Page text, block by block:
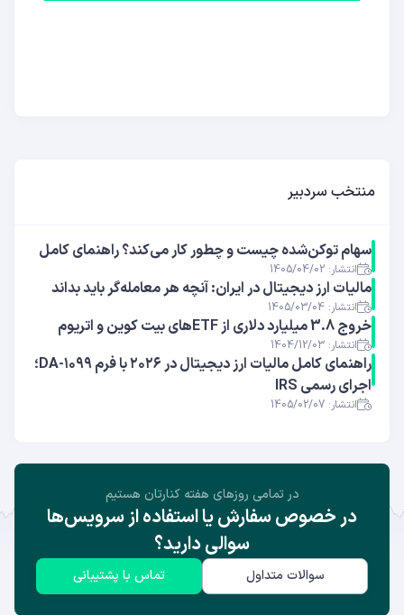
منتخب سردبیر
سهام توکن‌شده چیست و چطور کار می‌کند؟ راهنمای کامل
انتشار: 1405/04/02
مالیات ارز دیجیتال در ایران: آنچه هر معامله‌گر باید بداند
انتشار: 1405/03/04
خروج 3.8 میلیارد دلاری از ETFهای بیت ‌کوین و اتریوم
انتشار: 1404/12/03
راهنمای کامل مالیات ارز دیجیتال در ۲۰۲۶ با فرم ۱۰۹۹-DA؛
اجرای رسمی IRS
انتشار: 1405/02/07
در تمامی روز‌های هفته کنارتان هستیم
در خصوص سفارش یا استفاده از سرویس‌ها
سوالی دارید؟
سوالات متداول تماس با پشتیبانی